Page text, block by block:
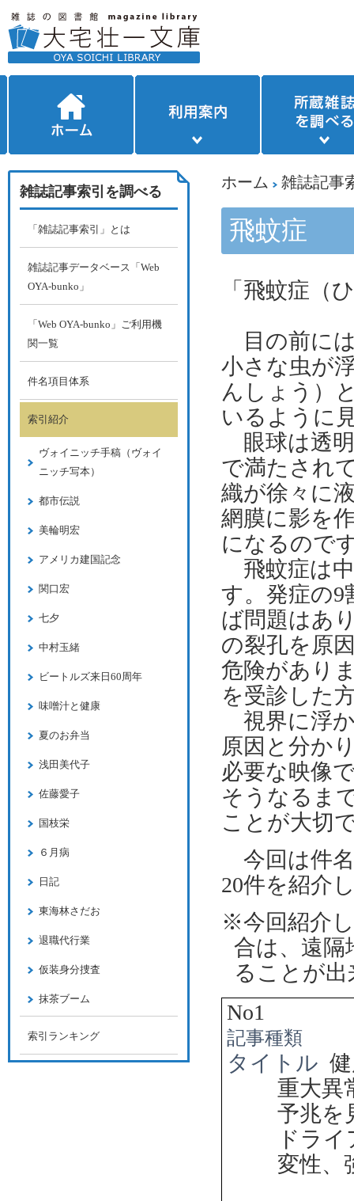
ホーム 雑誌記事
飛蚊症
「飛蚊症（
目の前に
小さな虫が
んしょう）
いるように
眼球は透
で満たされ
織が徐々に
網膜に影を
になるので
飛蚊症は
す。発症の9
ば問題はあ
の裂孔を原
危険があり
を受診した
視界に浮
原因と分か
必要な映像
そうなるま
ことが大切
今回は件名
20件を紹介
※今回紹介
合は、遠隔
ることが
No1
記事種類
タイトル
重大異
予兆
ドラ
変性、
雑誌記事索引を調べる
「雑誌記事索引」とは
雑誌記事データベース「Web
OYA-bunko」
「Web OYA-bunko」ご利用機
関一覧
件名項目体系
索引紹介
ヴォイニッチ手稿（ヴォイ
ニッチ写本）
都市伝説
美輪明宏
アメリカ建国記念
関口宏
七夕
中村玉緒
ビートルズ来日60周年
味噌汁と健康
夏のお弁当
浅田美代子
佐藤愛子
国枝栄
６月病
日記
東海林さだお
退職代行業
仮装身分捜査
抹茶ブーム
索引ランキング